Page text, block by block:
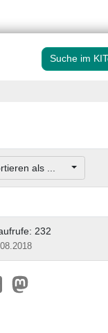
Suche im
als ...
232